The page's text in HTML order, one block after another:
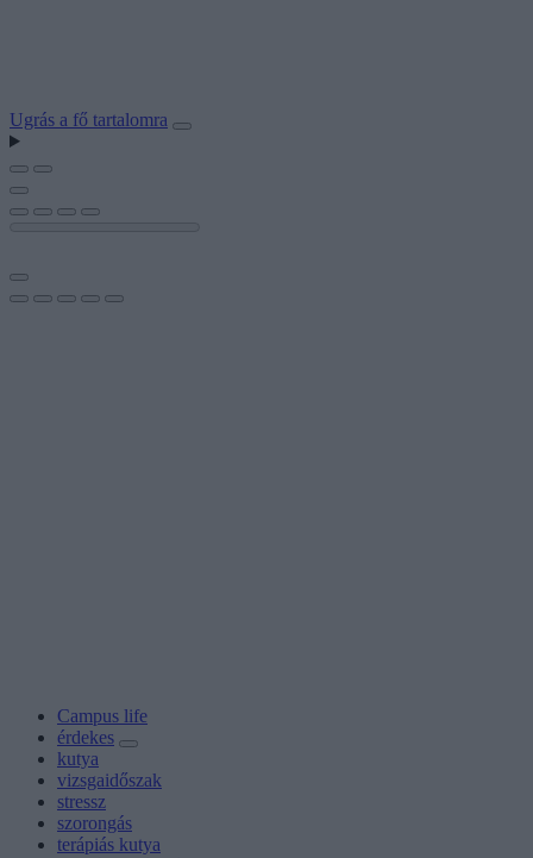
Ugrás a fő tartalomra
Campus life
érdekes
kutya
vizsgaidőszak
stressz
szorongás
terápiás kutya